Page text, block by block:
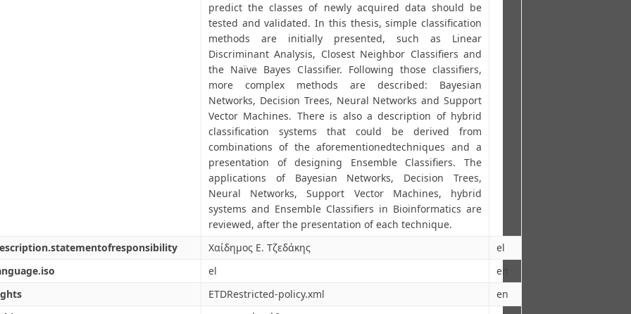
predict the classes of newly acquired data should be
tested and validated. In this thesis, simple classification
methods are initially presented, such as Linear
Discriminant Analysis, Closest Neighbor Classifiers and
the Naïve Bayes Classifier. Following those classifiers,
more complex methods are described: Bayesian
Networks, Decision Trees, Neural Networks and Support
Vector Machines. There is also a description of hybrid
classification systems that could be derived from
combinations of the aforementionedtechniques and a
presentation of designing Ensemble Classifiers. The
applications of Bayesian Networks, Decision Trees,
Neural Networks, Support Vector Machines, hybrid
systems and Ensemble Classifiers in Bioinformatics are
reviewed, after the presentation of each technique.
Χαίδημος Ε. Τζεδάκης
el
el
en
ETDRestricted-policy.xml
en